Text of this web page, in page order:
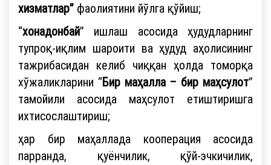
хизматлар” фаолиятини йўлга қўйиш;
“хонадонбай” ишлаш асосида ҳудудларнинг
тупроқ-иқлим шароити ва ҳудуд аҳолисининг
тажрибасидан келиб чиққан ҳолда томорқа
хўжаликларини “Бир маҳалла – бир маҳсулот”
тамойили асосида маҳсулот етиштиришга
ихтисослаштириш;
ҳар бир маҳаллада кооперация асосида
парранда, қуёнчилик, қўй-эчкичилик,